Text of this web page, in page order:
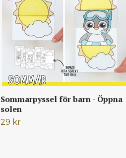
Sommarpyssel för barn - Öppna
solen
29 kr